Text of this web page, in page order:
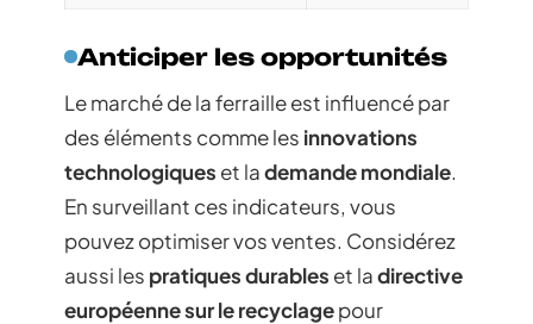
Anticiper les opportunités
Le marché de la ferraille est influencé par
des éléments comme les innovations
technologiques et lademande mondiale.
En surveillant ces indicateurs, vous
pouvez optimiser vos ventes. Considérez
aussi les pratiques durables et ladirective
européenne sur le recyclagepour